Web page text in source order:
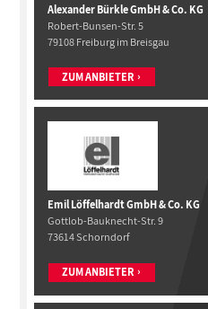
Alexander Bürkle GmbH & Co. KG
Robert-Bunsen-Str. 5
79108 Freiburg im Breisgau
ZUM ANBIETER
Emil Löffelhardt GmbH & Co. KG
Gottlob-Bauknecht-Str. 9
73614 Schorndorf
ZUM ANBIETER